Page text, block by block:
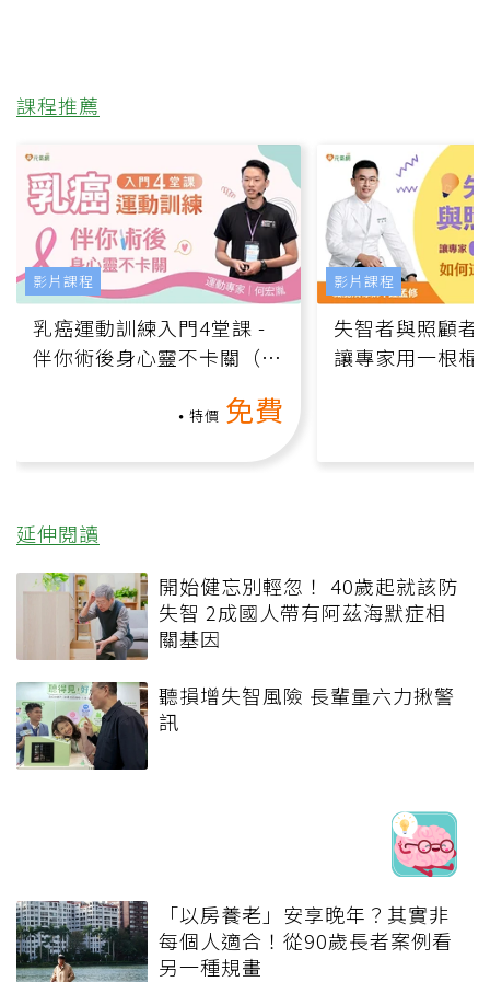
課程推薦
乳癌運動訓練入門4堂課 -
伴你術後身心靈不卡關（線
特價 免費
影片課程
失智者與照顧者
讓專家用一根棍
影片課程
延伸閱讀
開始健忘別輕忽！ 40歲起就該防
失智 2成國人帶有阿茲海默症相
關基因
聽損增失智風險 長輩量六力揪警
訊
「以房養老」安享晚年？其實非
每個人適合！從90歲長者案例看
另一種規畫